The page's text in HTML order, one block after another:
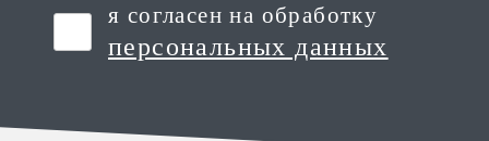
я согласен на обработку
персональных данных